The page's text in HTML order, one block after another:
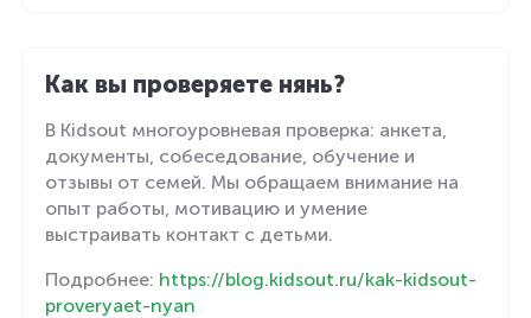
Как вы проверяете нянь?
В Kidsout многоуровневая проверка: анкета,
документы, собеседование, обучение и
отзывы от семей. Мы обращаем внимание на
опыт работы, мотивацию и умение
выстраивать контакт с детьми.
Подробнее: https://blog.kidsout.ru/kak-kidsout-
proveryaet-nyan